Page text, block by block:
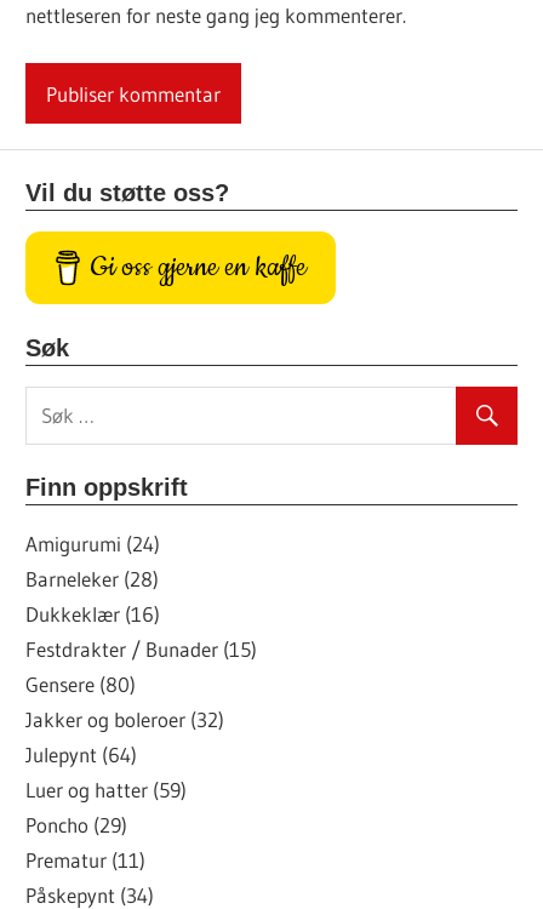
nettleseren for neste gang jeg kommenterer.
Vil du støtte oss?
Gi oss gjerne en kaffe
Søk
Finn oppskrift
Amigurumi (24)
Barneleker (28)
Dukkeklær (16)
Festdrakter / Bunader (15)
Gensere (80)
Jakker og boleroer (32)
Julepynt (64)
Luer og hatter (59)
Poncho (29)
Prematur (11)
Påskepynt (34)